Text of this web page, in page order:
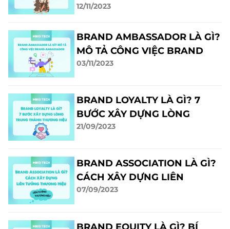
HIỆU
12/11/2023
BRAND AMBASSADOR LÀ GÌ?
MÔ TẢ CÔNG VIỆC BRAND
AMBASSADOR
03/11/2023
BRAND LOYALTY LÀ GÌ? 7
BƯỚC XÂY DỰNG LÒNG
TRUNG THÀNH THƯƠNG
21/09/2023
BRAND ASSOCIATION LÀ GÌ?
CÁCH XÂY DỰNG LIÊN
TƯỞNG THƯƠNG HIỆU
07/09/2023
BRAND EQUITY LÀ GÌ? BÍ